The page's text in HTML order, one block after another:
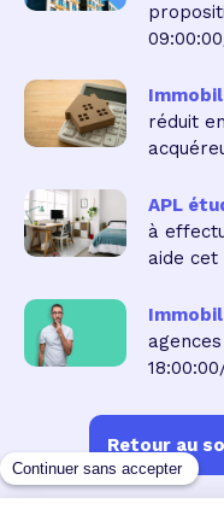
réduit
APL
à
aide cet
Retour au